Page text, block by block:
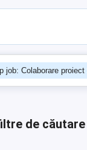
job: Colaborare proiect
de